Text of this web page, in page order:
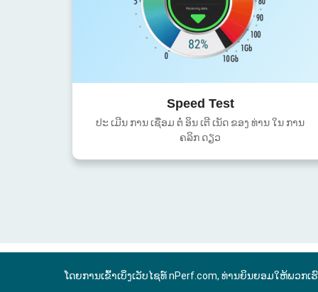
Speed Test
ປະ ເມີນ ການ ເຊື່ອມ ຕໍ່ ອິນ ເຕີ ເນັດ ຂອງ ທ່ານ ໃນ ການ
ຄລິກ ດຽວ
ໂດຍການເຂົ້າເບິ່ງເວັບໄຊທ໌ nPerf.com, ທ່ານຍິນຍອມໃຫ້ພວກເ